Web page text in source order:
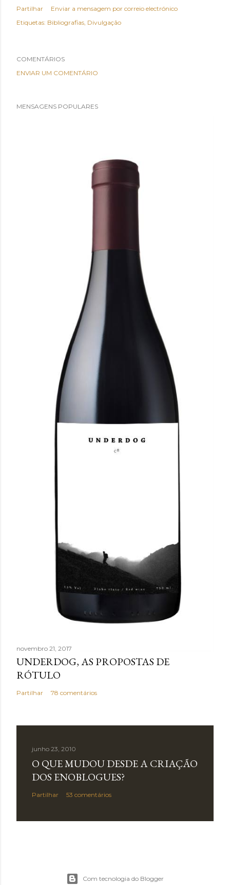
Partilhar
Enviar a mensagem por correio electrónico
Etiquetas: Bibliografias Divulgação
COMENTÁRIOS
ENVIAR UM COMENTÁRIO
MENSAGENS POPULARES
novembro 21, 2017
UNDERDOG, AS PROPOSTAS DE
RÓTULO
Partilhar 78 comentários
junho 23, 2010
O QUE MUDOU DESDE A CRIAÇÃO
DOS ENOBLOGUES?
Partilhar 53 comentários
Com tecnologia do Blogger